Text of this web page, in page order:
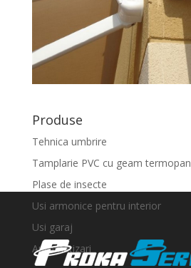
Produse
Tehnica umbrire
Tamplarie PVC cu geam termopan
Plase de insecte
Usi armonice pentru interior
Usi garaj
Automatizari